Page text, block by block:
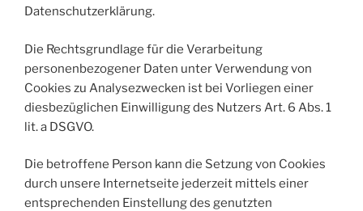
Datenschutzerklärung.
Die Rechtsgrundlage für die Verarbeitung
personenbezogener Daten unter Verwendung von
Cookies zu Analysezwecken ist bei Vorliegen einer
diesbezüglichen Einwilligung des Nutzers Art. 6 Abs. 1
lit. a DSGVO.
Die betroffene Person kann die Setzung von Cookies
durch unsere Internetseite jederzeit mittels einer
entsprechenden Einstellung des genutzten